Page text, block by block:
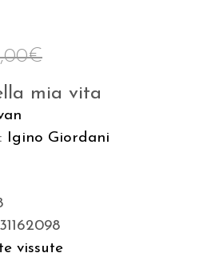
€
mia vita
Igino Giordani
vissute